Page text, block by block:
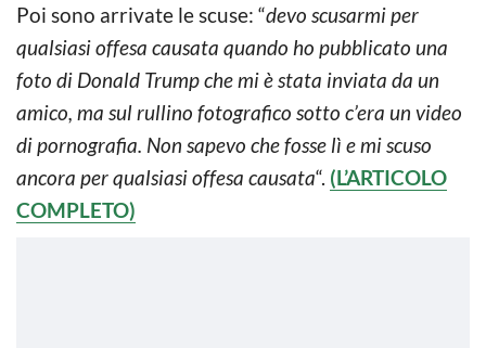
Poi sono arrivate le scuse: “devo scusarmi per
qualsiasi offesa causata quando ho pubblicato una
foto di Donald Trump che mi è stata inviata da un
amico, ma sul rullino fotografico sotto c’era un video
di pornografia. Non sapevo che fosse lì e mi scuso
ancora per qualsiasi offesa causata“. (L’ARTICOLO
COMPLETO)